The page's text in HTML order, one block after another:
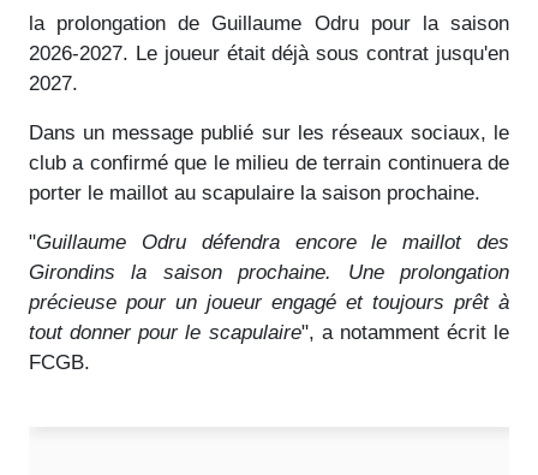
la prolongation de Guillaume Odru pour la saison
2026-2027. Le joueur était déjà sous contrat jusqu'en
2027.
Dans un message publié sur les réseaux sociaux, le
club a confirmé que le milieu de terrain continuera de
porter le maillot au scapulaire la saison prochaine.
"Guillaume Odru défendra encore le maillot des
Girondins la saison prochaine. Une prolongation
précieuse pour un joueur engagé et toujours prêt à
tout donner pour le scapulaire", a notamment écrit le
FCGB.